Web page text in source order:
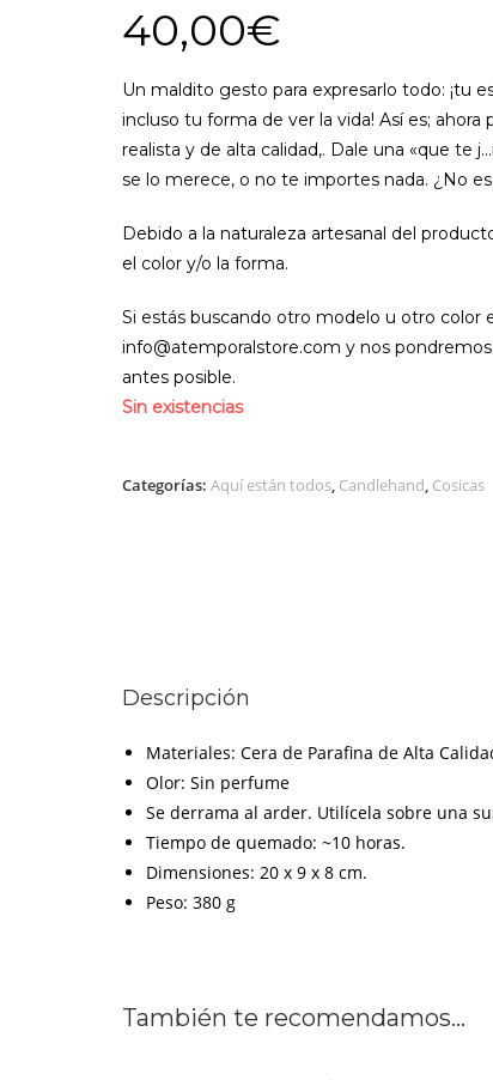
40,00€
Un maldito gesto para expresarlo todo: ¡tu
incluso tu forma de ver la vida! Así es;
realista y de alta calidad,. Dale una «que te
se lo merece, o no te importes nada. ¿No
Debido a la naturaleza artesanal del
el color y/o la forma.
Si estás buscando otro modelo u otro color
info@atemporalstore.com y nos
antes posible.
Sin existencias
Categorías: Aquí están todos, Candlehand, Cosicas
Descripción
Materiales: Cera de Parafina de Alta
Olor: Sin perfume
Se derrama al arder. Utilícela sobre una
Tiempo de quemado: ~10 horas.
Dimensiones: 20 x 9 x 8 cm.
Peso: 380 g
También te recomendamos…